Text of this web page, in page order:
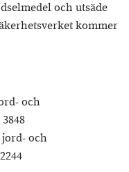
och utsäde
kommer
och
och